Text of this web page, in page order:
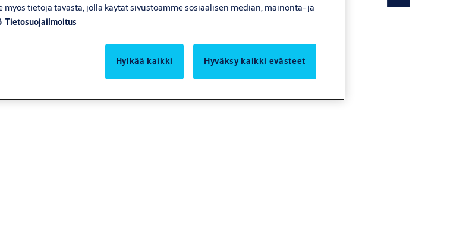
tietoja tavasta, jolla käytät sivustoamme sosiaalisen median, mainonta- ja
Tietosuojailmoitus
Hylkää kaikki Hyväksy kaikki evästeet